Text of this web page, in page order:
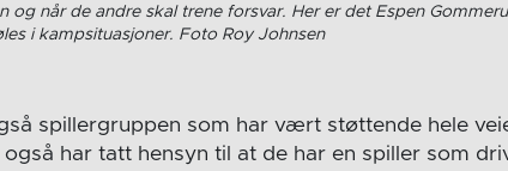
og når de andre skal trene forsvar. Her er det Espen
i kampsituasjoner. Foto Roy Johnsen
spillergruppen som har vært støttende hele
har tatt hensyn til at de har en spiller som